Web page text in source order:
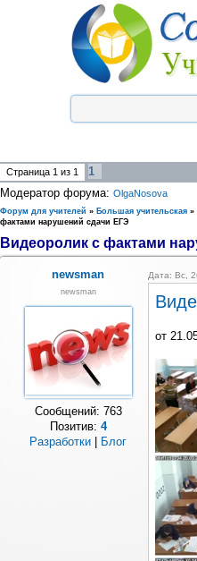
Страница 1 из 1
1
Модератор форума: OlgaNosova
Форум для учителей » Большая учительская »
фактами нарушений сдачи ЕГЭ
Видеоролик с фактами
newsman Дата: Вс,
newsman
Сообщений: 763
Позитив: 4
Разработки
Блог
от